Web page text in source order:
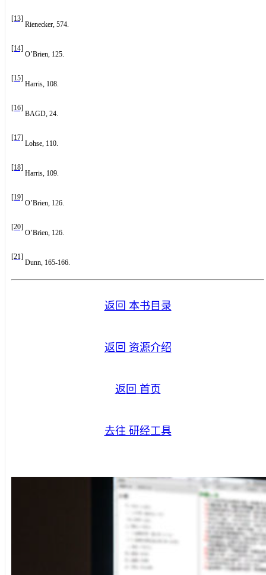
[13]
Rienecker, 574.
[14]
O’Brien, 125.
[15]
Harris, 108.
[16]
BAGD, 24.
[17]
Lohse, 110.
[18]
Harris, 109.
[19]
O’Brien, 126.
[20]
O’Brien, 126.
[21]
Dunn, 165-166.
返回 本书目录
返回 资源介绍
返回 首页
去往 研经工具